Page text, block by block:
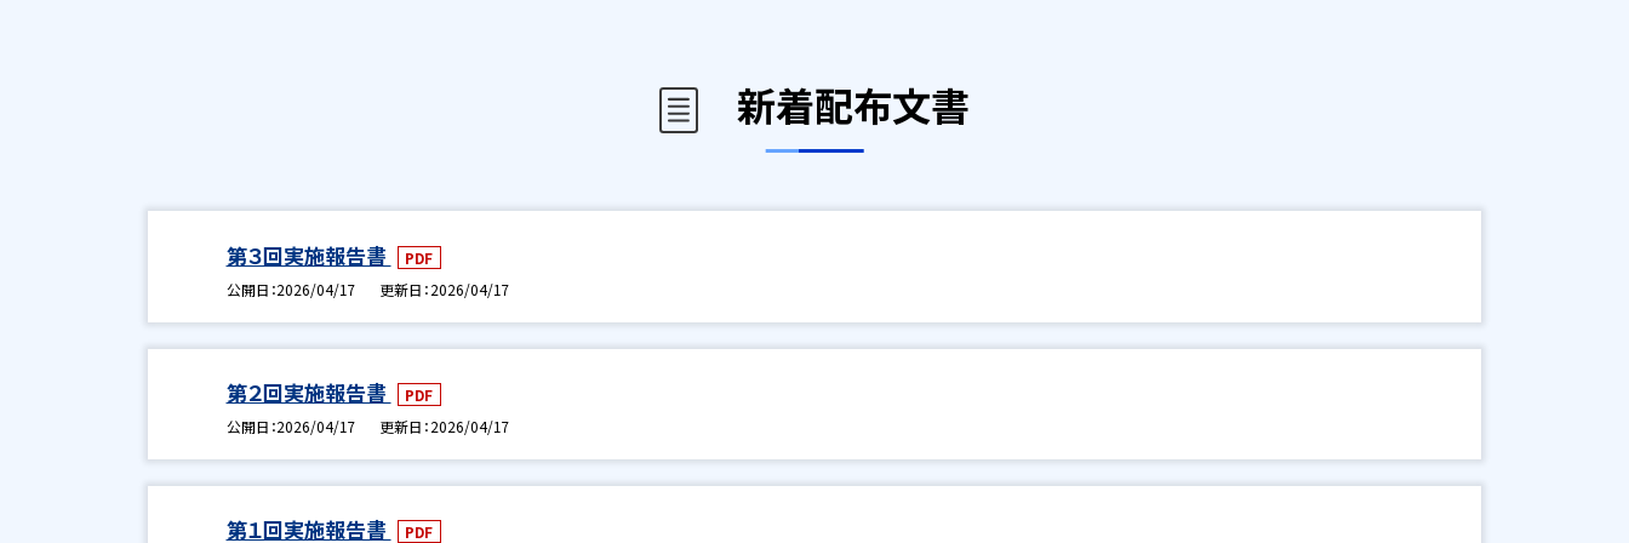
新着配布文書
第３回実施報告書
PDF
公開日 2026/04/17 更新日 2026/04/17
第２回実施報告書
PDF
公開日 2026/04/17 更新日 2026/04/17
第１回実施報告書 PDF